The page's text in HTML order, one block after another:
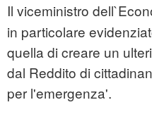
Il viceministro
in particolare
quella di creare un
dal Reddito di
per l'emergenza'.